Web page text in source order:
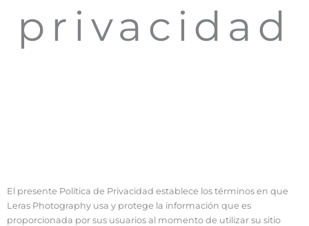
privacidad
El presente Política de Privacidad establece los términos en que
Leras Photography usa y protege la información que es
proporcionada por sus usuarios al momento de utilizar su sitio